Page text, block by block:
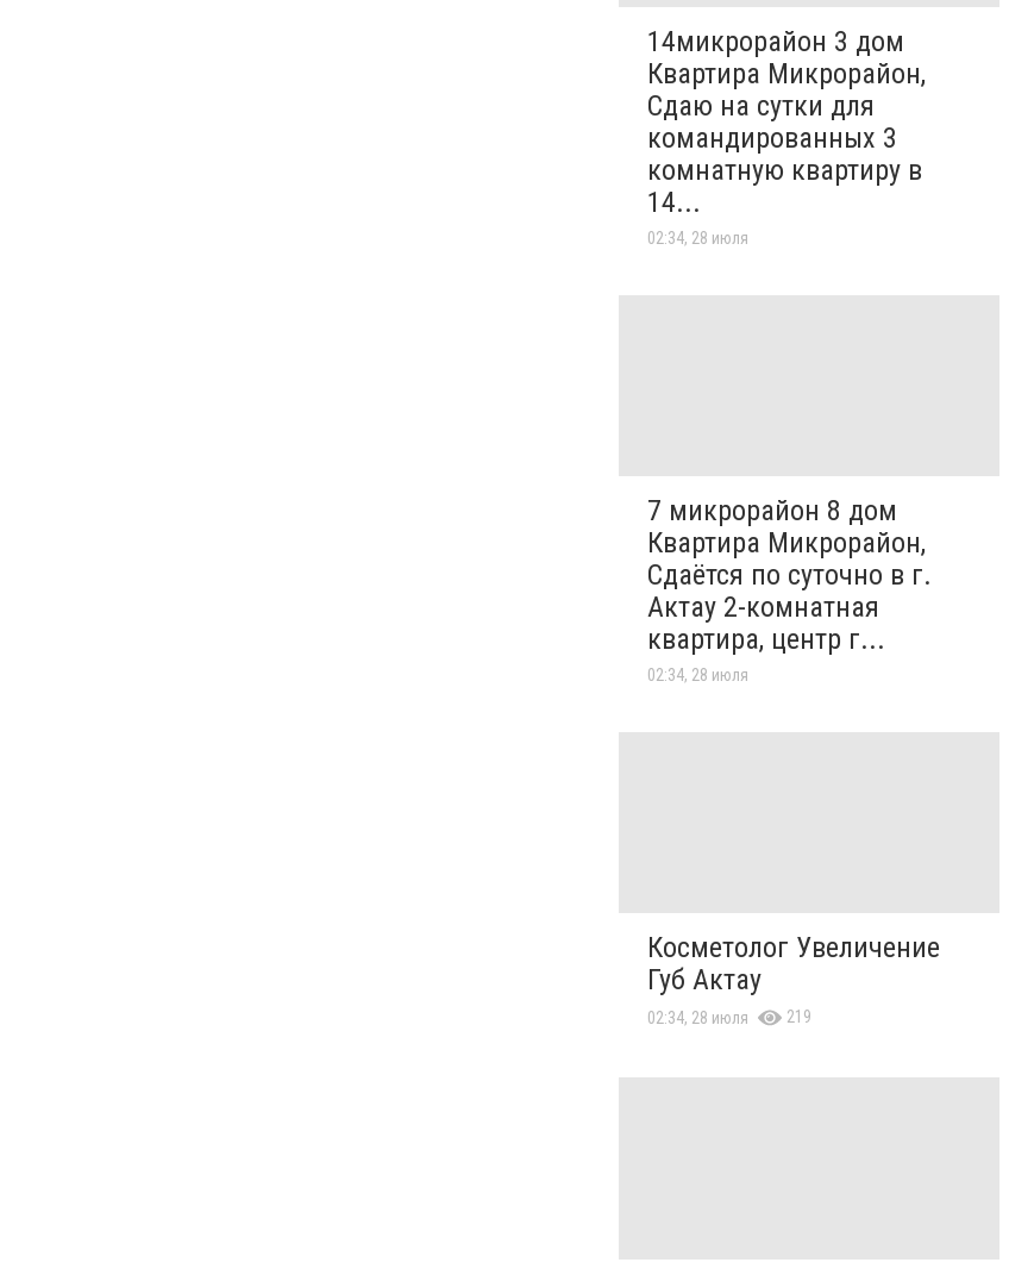
14микрорайон 3 дом
Квартира Микрорайон,
Сдаю на сутки для
командированных 3
комнатную квартиру в
14...
02:34, 28 июля
7 микрорайон 8 дом
Квартира Микрорайон,
Сдаётся по суточно в г.
Актау 2-комнатная
квартира, центр г...
02:34, 28 июля
Косметолог Увеличение
Губ Актау
02:34, 28 июля 219